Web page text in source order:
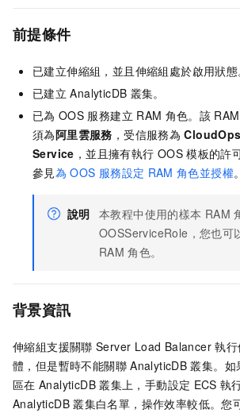
前提條件
已建立伸縮組，並且伸縮組處於啟用狀態
已建立 AnalyticDB 叢集。
已為 OOS 服務建立 RAM 角色。該 RAM
須為阿里雲服務 ，受信服務為
Service ，並且擁有執行 OOS 模板的許
參見為 OOS 服務設定 RAM 角色並授權。
說明 本教程中使用的樣本 RAM
OOSServiceRole，您也可
RAM 角色。
背景資訊
伸縮組支援關聯 Server Load Balancer 執
體，但是暫時不能關聯 AnalyticDB 叢集。如
區在 AnalyticDB 叢集上，手動設定 ECS 執
AnalyticDB 叢集白名單，操作效率較低。您